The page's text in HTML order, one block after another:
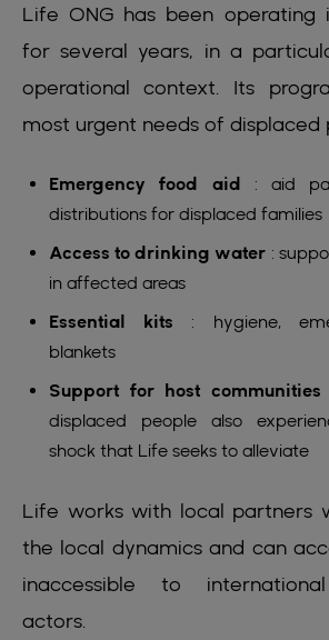
Life ONG has been operating
for several years, in a
operational context. Its
most urgent needs of displaced
Emergency food aid : aid
distributions for displaced families
Access to drinking water :
in affected areas
Essential kits : hygiene,
blankets
Support for host communities
displaced people also
shock that Life seeks to alleviate
Life works with local partners
the local dynamics and can
inaccessible to
actors.